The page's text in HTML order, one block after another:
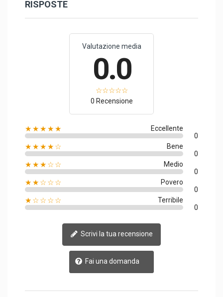
RISPOSTE
Valutazione media
0.0
0 Recensione
★★★★★
Eccellente
0
★★★★☆
Bene
0
★★★☆☆
Medio
0
★★☆☆☆
Povero
0
★☆☆☆☆
Terribile
0
Scrivi la tua recensione
Fai una domanda